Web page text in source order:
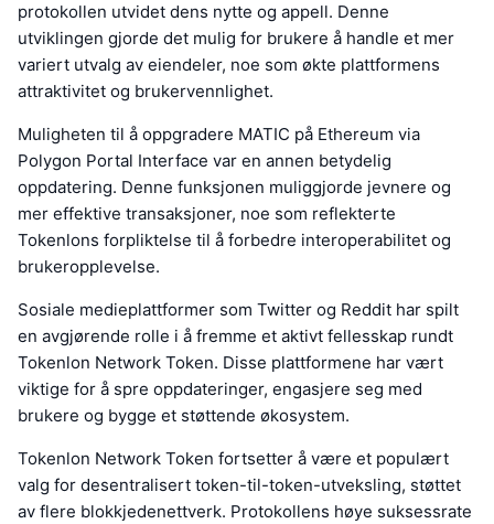
protokollen utvidet dens nytte og appell. Denne
utviklingen gjorde det mulig for brukere å handle et mer
variert utvalg av eiendeler, noe som økte plattformens
attraktivitet og brukervennlighet.
Muligheten til å oppgradere MATIC på Ethereum via
Polygon Portal Interface var en annen betydelig
oppdatering. Denne funksjonen muliggjorde jevnere og
mer effektive transaksjoner, noe som reflekterte
Tokenlons forpliktelse til å forbedre interoperabilitet og
brukeropplevelse.
Sosiale medieplattformer som Twitter og Reddit har spilt
en avgjørende rolle i å fremme et aktivt fellesskap rundt
Tokenlon Network Token. Disse plattformene har vært
viktige for å spre oppdateringer, engasjere seg med
brukere og bygge et støttende økosystem.
Tokenlon Network Token fortsetter å være et populært
valg for desentralisert token-til-token-utveksling, støttet
av flere blokkjedenettverk. Protokollens høye suksessrate